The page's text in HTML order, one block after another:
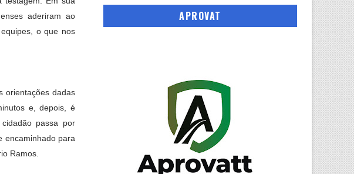
aderiram ao
o que nos
orientações dadas
e, depois, é
passa por
encaminhado para
Ramos.
APROVAT